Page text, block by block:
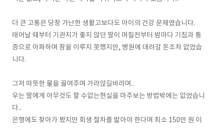
더 큰 고통은 당장 가난한 생활고보다도 아이의 건강 문제였습니다.
태어날 때부터 기관지가 좋지 않던 딸이 며칠전부터 밤마다 기침과 통
증으로 아파하며 잠을 이루지 못했지만, 병원에 데려갈 돈조차 없었습
니다.
그저 따뜻한 물을 끓여주며 가라앉길바라며..
우는 딸에게 아무것도 할 수없는현실을 마주보는 방법밖에는 없었습니
다..
은행에도 찾아가 봤지만 회생 절차를 밟아야 한다며 최소 150만 원 이